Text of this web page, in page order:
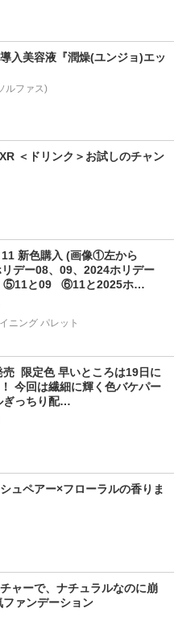
入美容液『潤燥(ユンジョ)エッ
＜ドリンク＞お試しのチャン
新色購入 (画像①左から
デー08、09、2024ホリデー
と09   ⑥11と2025ホ…
ニング パレット
限定色 早いところは19日に
今回は繊細に輝く色バケパー
ぎっちり配…
ュペアー×フローラルの香りま
ャーで、ナチュラルなのに崩
ァンデーション